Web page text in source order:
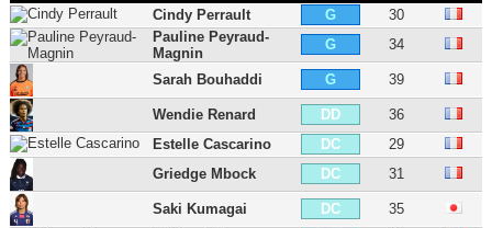
Cindy Perrault
G
30
Pauline Peyraud-
Magnin
G 34
Sarah Bouhaddi G 39
Wendie Renard DD
36
Estelle Cascarino
DC
29
Griedge Mbock
DC 31
Saki Kumagai DC
35